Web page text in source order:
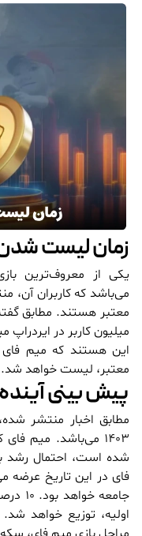
زمان لیست
می‌باشد که کاربران
میلیون کاربر در
معتبر، لیست خواهد شد.
پیش بینی
1403 می‌باشد. میم
جامعه
اولیه، توزیع خواهد شد.